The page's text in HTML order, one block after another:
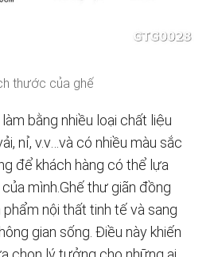
thước của ghế
bằng nhiều loại chất liệu
nỉ, v.v…và có nhiều màu sắc
để khách hàng có thể lựa
mình.Ghế thư giãn đồng
nội thất tinh tế và sang
gian sống. Điều này khiến